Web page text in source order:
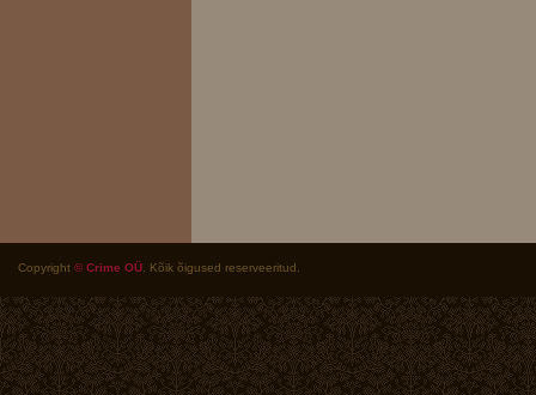
Copyright © Crime OÜ . Kõik õigused reserveeritud.